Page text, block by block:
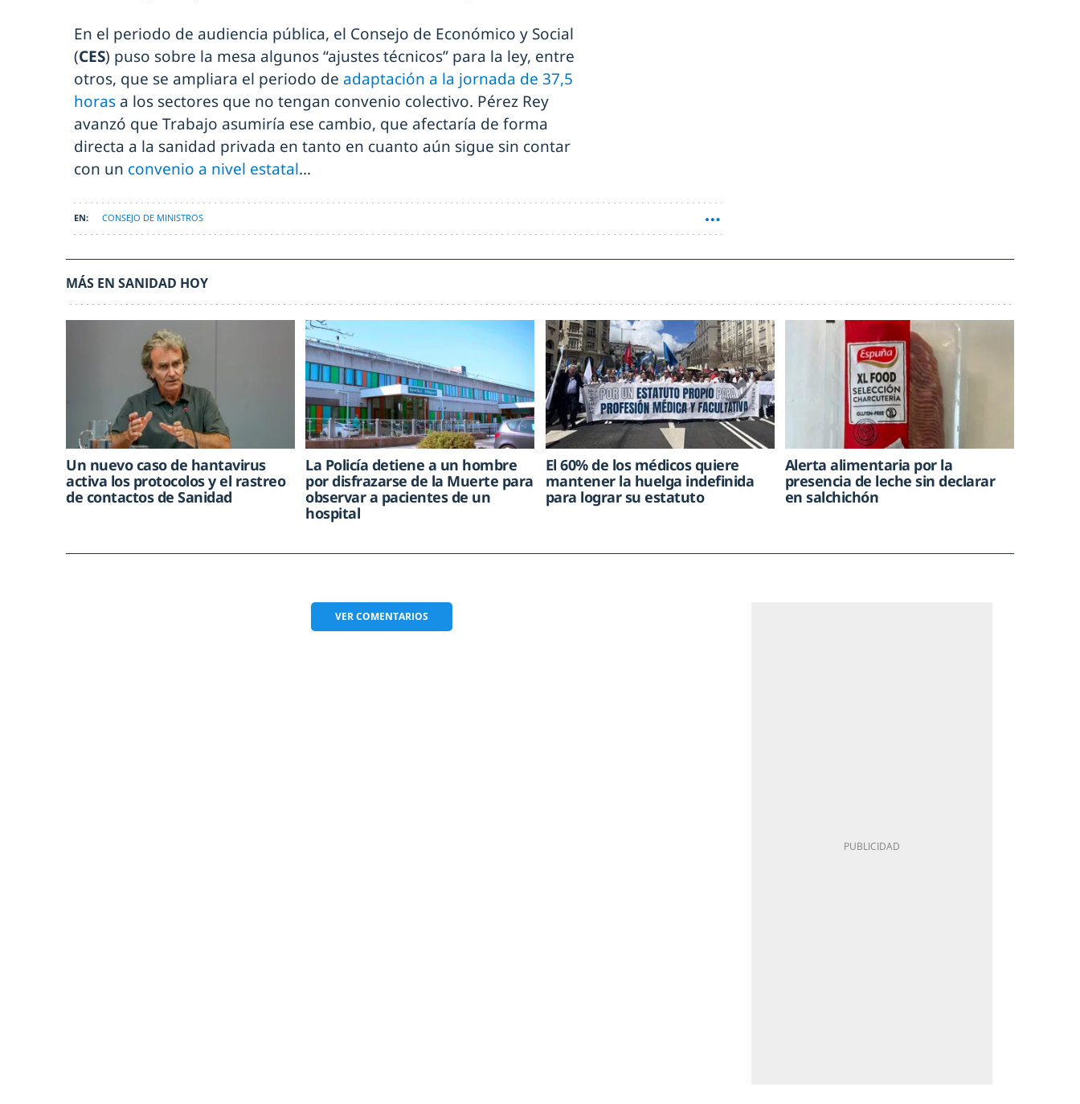
En el periodo de audiencia pública, el Consejo de Económico y Social
(CES) puso sobre la mesa algunos “ajustes técnicos” para la ley, entre
otros, que se ampliara el periodo de adaptación a la jornada de 37,5
horas a los sectores que no tengan convenio colectivo. Pérez Rey
avanzó que Trabajo asumiría ese cambio, que afectaría de forma
directa a la sanidad privada en tanto en cuanto aún sigue sin contar
con un convenio a nivel estatal…
CONSEJO DE MINISTROS
MÁS EN SANIDAD HOY
Un nuevo caso de hantavirus
activa los protocolos y el rastreo
de contactos de Sanidad
La Policía detiene a un hombre
por disfrazarse de la Muerte para
observar a pacientes de un
hospital
El 60% de los médicos quiere
mantener la huelga indefinida
para lograr su estatuto
Alerta alimentaria por la
presencia de leche sin declarar
en salchichón
VERCOMENTARIOS